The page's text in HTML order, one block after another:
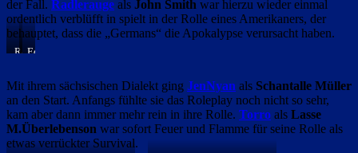
der Fall. Radlerauge als John Smith war hierzu wieder einmal
ordentlich verblüfft in spielt in der Rolle eines Amerikaners, der
behauptet, dass die „Germans“ die Apokalypse verursacht haben.
Radlerauge
Edopeh
Mit ihrem sächsischen Dialekt ging JenNyan als Schantalle Müller
an den Start. Anfangs fühlte sie das Roleplay noch nicht so sehr,
kam aber dann immer mehr rein in ihre Rolle. Torro als Lasse
M.Überlebenson war sofort Feuer und Flamme für seine Rolle als
etwas verrückter Survival.